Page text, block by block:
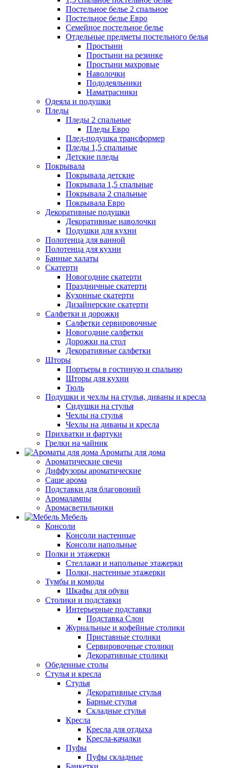
Постельное белье 2 спальное
Постельное белье Евро
Семейное постельное белье
Отдельные предметы постельного белья
Простыни
Простыни на резинке
Простыни махровые
Наволочки
Пододеяльники
Наматрасники
Одеяла и подушки
Пледы
Пледы 2 спальные
Пледы Евро
Плед-подушка трансформер
Пледы 1,5 спальные
Детские пледы
Покрывала
Покрывала детские
Покрывала 1,5 спальные
Покрывала 2 спальные
Покрывала Евро
Декоративные подушки
Декоративные наволочки
Подушки для кухни
Полотенца для ванной
Полотенца для кухни
Банные халаты
Скатерти
Новогодние скатерти
Праздничные скатерти
Кухонные скатерти
Дизайнерские скатерти
Салфетки и дорожки
Салфетки сервировочные
Новогодние салфетки
Дорожки на стол
Декоративные салфетки
Шторы
Портьеры в гостиную и спальню
Шторы для кухни
Тюль
Подушки и чехлы на стулья, диваны и кресла
Сидушки на стулья
Чехлы на стулья
Чехлы на диваны и кресла
Прихватки и фартуки
Грелки на чайник
Ароматы для дома
Ароматические свечи
Диффузоры ароматические
Саше арома
Подставки для благовоний
Аромалампы
Аромасветильники
Мебель
Консоли
Консоли настенные
Консоли напольные
Полки и этажерки
Стеллажи и напольные этажерки
Полки, настенные этажерки
Тумбы и комоды
Шкафы для обуви
Столики и подставки
Интерьерные подставки
Подставка Слон
Журнальные и кофейные столики
Приставные столики
Сервировочные столики
Декоративные столики
Обеденные столы
Стулья и кресла
Стулья
Декоративные стулья
Барные стулья
Складные стулья
Кресла
Кресла для отдыха
Кресла-качалки
Пуфы
Пуфы складные
Банкетки